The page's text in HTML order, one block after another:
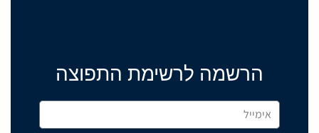
הרשמה לרשימת התפוצה